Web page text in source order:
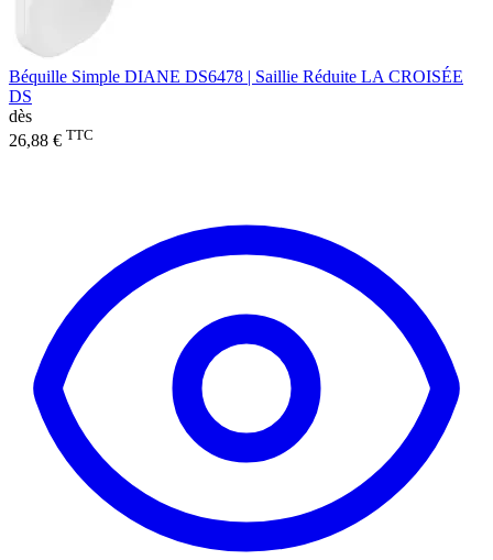
Béquille Simple DIANE DS6478 | Saillie Réduite LA CROISÉE
DS
dès
26,88 € TTC